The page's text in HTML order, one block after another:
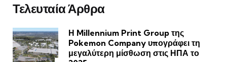
Τελευταία Άρθρα
Η Millennium Print Group της
Pokemon Company υπογράφει τη
μεγαλύτερη μίσθωση στις ΗΠΑ το